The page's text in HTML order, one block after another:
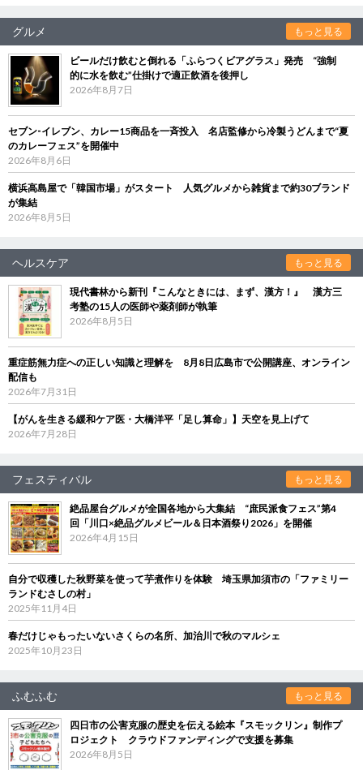
グルメ もっと見る
ビールだけ飲むと倒れる「ふらつくビアグラス」発売 “強制
的に水を飲む”仕掛けで適正飲酒を後押し
2026年8月7日
セブン‐イレブン、カレー15商品を一斉投入 名店監修から冷製うどんまで“夏
のカレーフェス”を開催中
2026年8月6日
横浜高島屋で「韓国市場」がスタート 人気グルメから雑貨まで約30ブランド
が集結
2026年8月5日
ヘルスケア もっと見る
現代書林から新刊『こんなときには、まず、漢方！』 漢方三
考塾の15人の医師や薬剤師が執筆
2026年8月5日
重症筋無力症への正しい知識と理解を 8月8日広島市で公開講座、オンライン
配信も
2026年7月31日
【がんを生きる緩和ケア医・大橋洋平「足し算命」】天空を見上げて
2026年7月28日
フェスティバル もっと見る
絶品屋台グルメが全国各地から大集結 “庶民派食フェス”第4
回「川口×絶品グルメビール＆日本酒祭り2026」を開催
2026年4月15日
自分で収穫した秋野菜を使って芋煮作りを体験 埼玉県加須市の「ファミリー
ランドむさしの村」
2025年11月4日
春だけじゃもったいないさくらの名所、加治川で秋のマルシェ
2025年10月23日
ふむふむ もっと見る
四日市の公害克服の歴史を伝える絵本『スモックリン』制作プ
ロジェクト クラウドファンディングで支援を募集
2026年8月5日